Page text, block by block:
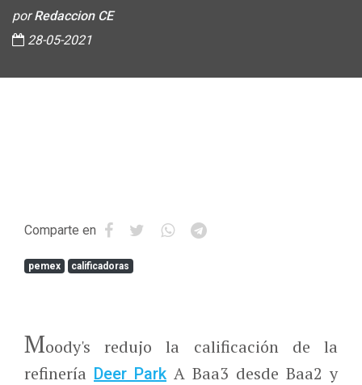
porRedaccion CE
28-05-2021
Comparte en
pemex calificadoras
Moody's redujo la calificación de la
refinería Deer Park A Baa3 desde Baa2 y